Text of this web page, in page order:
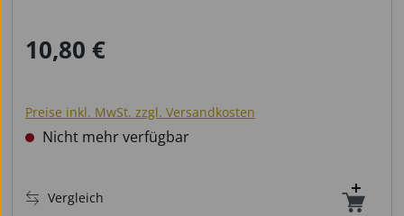
Regulärer Preis:
10,80 €
Preise inkl. MwSt. zzgl. Versandkosten
Nicht mehr verfügbar
Vergleich